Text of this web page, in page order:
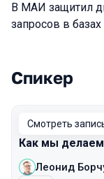
В МАИ защитил
запросов в
Спикер
Смотреть
Как мы
Леонид